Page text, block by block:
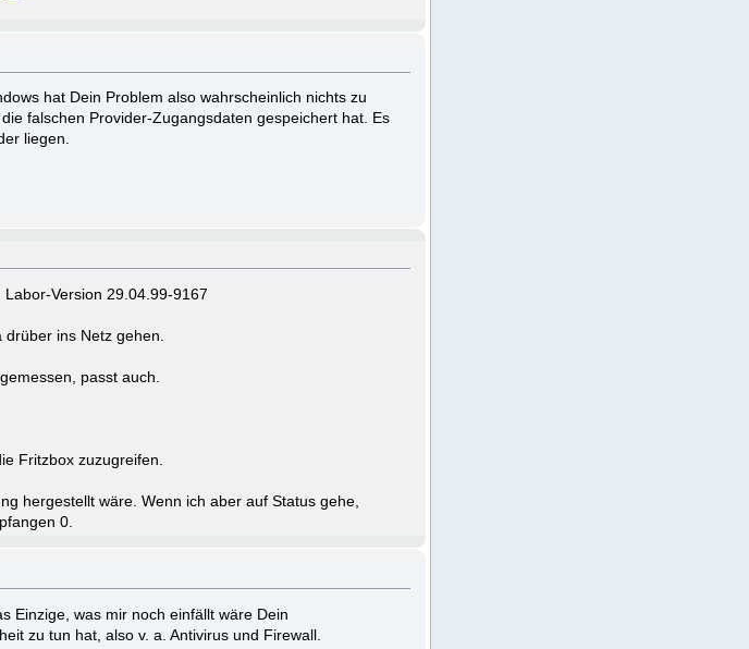
hat Dein Problem also wahrscheinlich nichts zu
falschen Provider-Zugangsdaten gespeichert hat. Es
liegen.
Version 29.04.99-9167
ins Netz gehen.
passt auch.
Fritzbox zuzugreifen.
hergestellt wäre. Wenn ich aber auf Status gehe,
0.
Einzige, was mir noch einfällt wäre Dein
zu tun hat, also v. a. Antivirus und Firewall.